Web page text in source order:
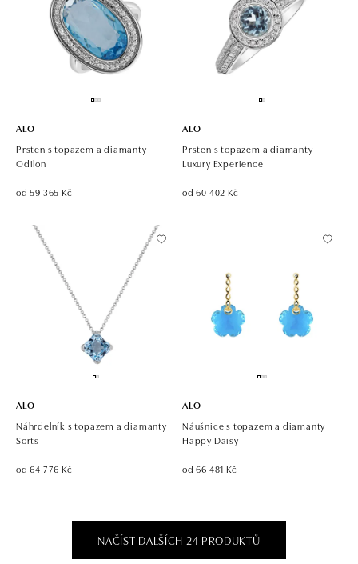
ALO
Prsten s topazem a diamanty
Odilon
od 59 365 Kč
ALO
Prsten s topazem a diamanty
Luxury Experience
od 60 402 Kč
ALO
Náhrdelník s topazem a diamanty
Sorts
od 64 776 Kč
ALO
Náušnice s topazem a diamanty
Happy Daisy
od 66 481 Kč
NAČÍST DALŠÍCH 24 PRODUKTŮ